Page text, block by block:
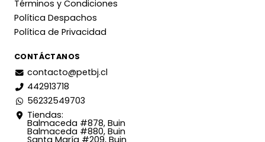
Términos y Condiciones
Política Despachos
Política de Privacidad
CONTÁCTANOS
contacto@petbj.cl
442913718
56232549703
Tiendas:
Balmaceda #878, Buin
Balmaceda #880, Buin
Santa María #209, Buin